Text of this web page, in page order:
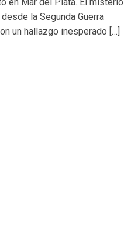
la Segunda Guerra
un hallazgo inesperado […]